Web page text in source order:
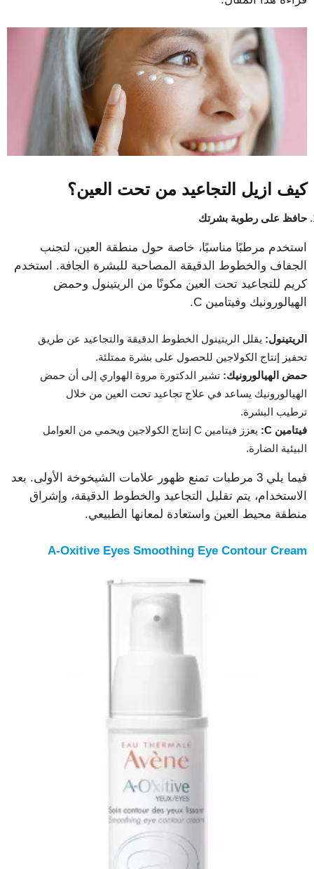
كيف ازيل التجاعيد من تحت العين؟
حافظ على رطوبة بشرتك
استخدم مرطبًا مناسبًا، خاصة حول منطقة العين، لتجنب
الجفاف والخطوط الدقيقة المصاحبة للبشرة الجافة. استخدم
كريم للتجاعيد تحت العين مكونًا من الريتينول وحمض
الهيالورونيك وفيتامين C.
الريتينول: يقلل الريتينول الخطوط الدقيقة والتجاعيد عن طريق
تحفيز إنتاج الكولاجين للحصول على بشرة ممتلئة.
حمض الهيالورونيك: تشير الدكتورة مروة الهواري إلى أن حمض
الهيالورونيك يساعد في علاج تجاعيد تحت العين من خلال
ترطيب البشرة.
فيتامين C:
يعزز فيتامين C إنتاج الكولاجين ويحمي من العوامل
البيئية الضارة.
فيما يلي 3 مرطبات تمنع ظهور علامات الشيخوخة الأولى. بعد
الاستخدام، يتم تقليل التجاعيد والخطوط الدقيقة، وإشراق
منطقة محيط العين واستعادة لمعانها الطبيعي.
A-Oxitive Eyes Smoothing Eye Contour Cream